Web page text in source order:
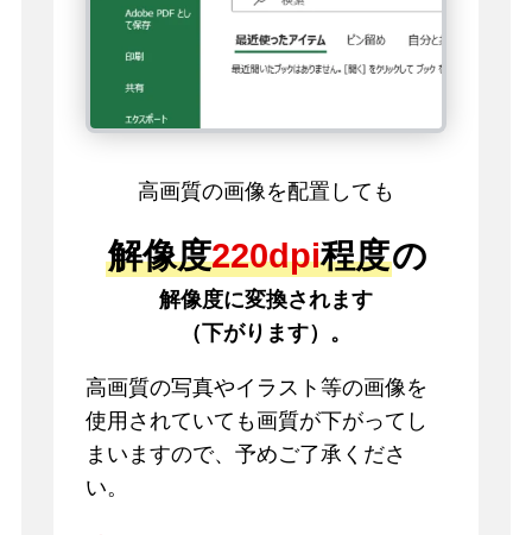
高画質の画像を配置しても
解像度220dpi程度の
解像度に変換されます
（下がります）。
高画質の写真やイラスト等の画像を
使用されていても画質が下がってし
まいますので、予めご了承くださ
い。